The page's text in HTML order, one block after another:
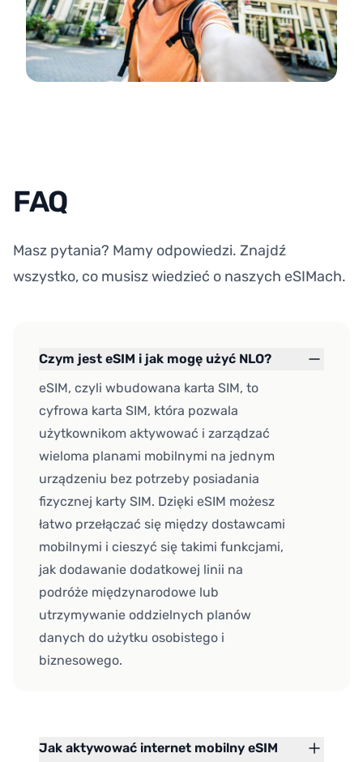
FAQ
Masz pytania? Mamy odpowiedzi. Znajdź
wszystko, co musisz wiedzieć o naszych eSIMach.
Czym jest eSIM i jak mogę użyć NLO?
eSIM, czyli wbudowana karta SIM, to
cyfrowa karta SIM, która pozwala
użytkownikom aktywować i zarządzać
wieloma planami mobilnymi na jednym
urządzeniu bez potrzeby posiadania
fizycznej karty SIM. Dzięki eSIM możesz
łatwo przełączać się między dostawcami
mobilnymi i cieszyć się takimi funkcjami,
jak dodawanie dodatkowej linii na
podróże międzynarodowe lub
utrzymywanie oddzielnych planów
danych do użytku osobistego i
biznesowego.
Jak aktywować internet mobilny eSIM